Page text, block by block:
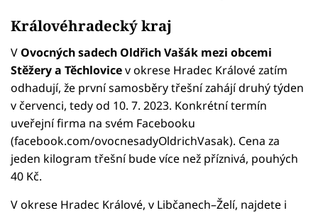
Královéhradecký kraj
V Ovocných sadech Oldřich Vašák mezi obcemi
Stěžery a Těchlovicev okrese Hradec Králové zatím
odhadují, že první samosběry třešní zahájí druhý týden
v červenci, tedy od 10. 7. 2023. Konkrétní termín
uveřejní firma na svém Facebooku
(facebook.com/ovocnesadyOldrichVasak). Cena za
jeden kilogram třešní bude více než příznivá, pouhých
40 Kč.
V okrese Hradec Králové, v Libčanech–Želí, najdete i